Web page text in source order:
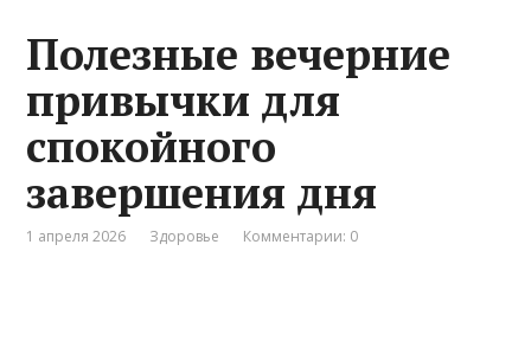
Полезные вечерние
привычки для
спокойного
завершения дня
1 апреля 2026 Здоровье Комментарии: 0